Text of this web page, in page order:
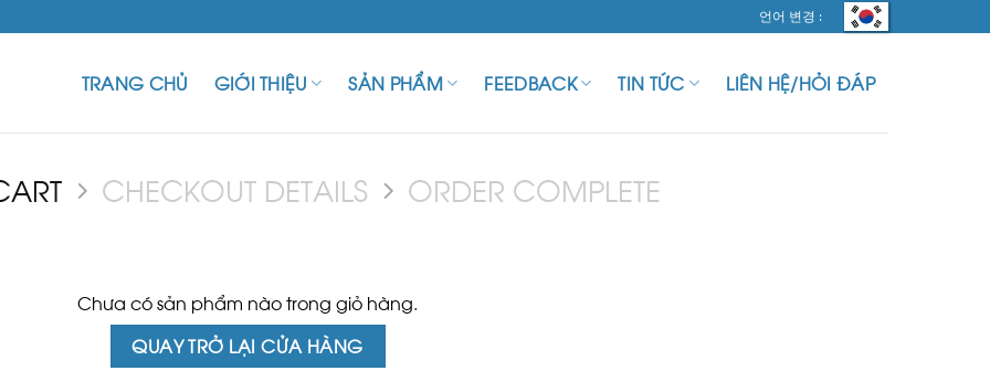
언어 변경 :
TRANG CHỦ GIỚI THIỆU SẢN PHẨM FEEDBACK TIN TỨC LIÊN HỆ/HỎI ĐÁP
CHECKOUT DETAILS ORDER COMPLETE
Chưa có sản phẩm nào trong giỏ hàng.
QUAY TRỞ LẠI CỬA HÀNG